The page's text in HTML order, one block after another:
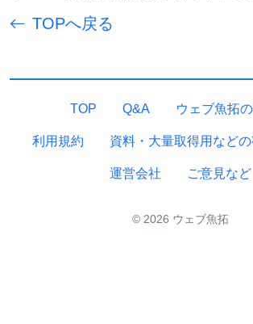
TOPへ戻る
TOP Q&A ウェブ魚拓
利用規約 資料・大量取得用など
運営会社 ご意見など
© 2026 ウェブ魚拓